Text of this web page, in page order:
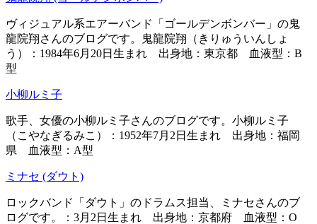
ヴィジュアル系エアーバンド「ゴールデンボンバー」の鬼
龍院翔さんのブログです。鬼龍院翔（きりゅういんしょ
う）：1984年6月20日生まれ 出身地：東京都 血液型：B
型
小柳ルミ子
歌手、女優の小柳ルミ子さんのブログです。小柳ルミ子
（こやなぎるみこ）：1952年7月2日生まれ 出身地：福岡
県 血液型：A型
ミナセ (ダウト)
ロックバンド「ダウト」のドラムス担当、ミナセさんのブ
ログです。：3月2日生まれ 出身地：京都府 血液型：O